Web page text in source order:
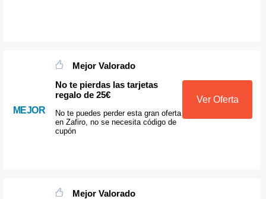
MEJOR
Mejor Valorado
No te pierdas las tarjetas
regalo de 25€
No te puedes perder esta gran oferta
en Zafiro, no se necesita código de
cupón
Ver Oferta
Mejor Valorado